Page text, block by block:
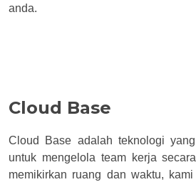
anda.
Cloud Base
Cloud Base adalah teknologi
untuk mengelola team kerja
memikirkan ruang dan waktu,